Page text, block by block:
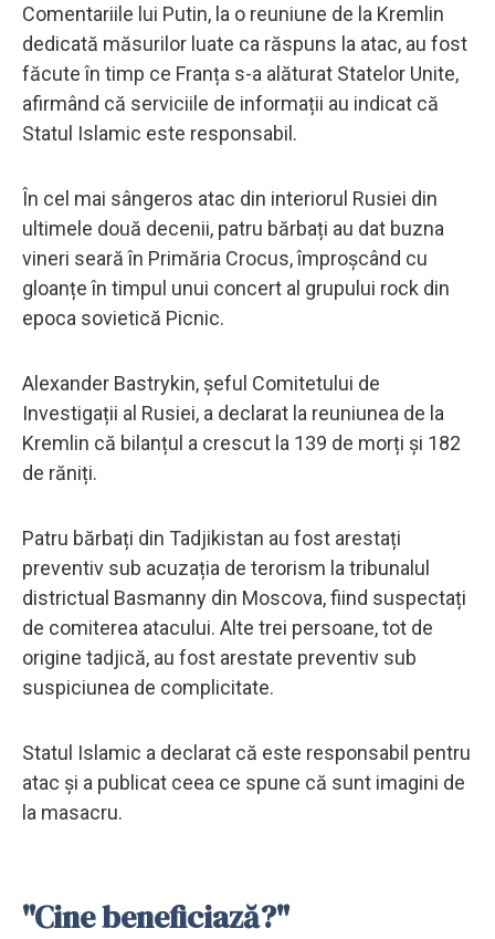
Comentariile lui Putin, la o reuniune de la Kremlin
dedicată măsurilor luate ca răspuns la atac, au fost
făcute în timp ce Franța s-a alăturat Statelor Unite,
afirmând că serviciile de informații au indicat că
Statul Islamic este responsabil.
În cel mai sângeros atac din interiorul Rusiei din
ultimele două decenii, patru bărbați au dat buzna
vineri seară în Primăria Crocus, împroșcând cu
gloanțe în timpul unui concert al grupului rock din
epoca sovietică Picnic.
Alexander Bastrykin, șeful Comitetului de
Investigații al Rusiei, a declarat la reuniunea de la
Kremlin că bilanțul a crescut la 139 de morți și 182
de răniți.
Patru bărbați din Tadjikistan au fost arestați
preventiv sub acuzația de terorism la tribunalul
districtual Basmanny din Moscova, fiind suspectați
de comiterea atacului. Alte trei persoane, tot de
origine tadjică, au fost arestate preventiv sub
suspiciunea de complicitate.
Statul Islamic a declarat că este responsabil pentru
atac și a publicat ceea ce spune că sunt imagini de
la masacru.
"Cine beneficiază?"